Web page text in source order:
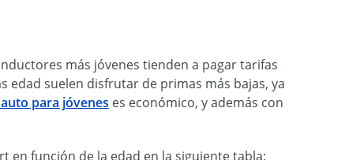
más jóvenes tienden a pagar tarifas
edad suelen disfrutar de primas más bajas, ya
para jóvenes es económico, y además con
en función de la edad en la siguiente tabla: